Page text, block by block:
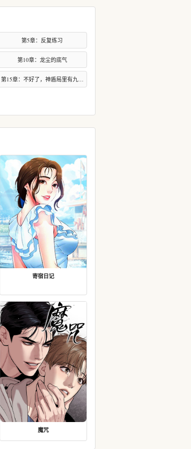
第5章：反复练习
第10章：龙尘的底气
第15章：不好了，神盾局里有九头蛇的人
寄宿日记
魔咒